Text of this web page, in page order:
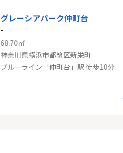
グレーシアパーク仲町台
-
68.70㎡
神奈川県横浜市都筑区新栄町
ブルーライン「仲町台」駅 徒歩10分